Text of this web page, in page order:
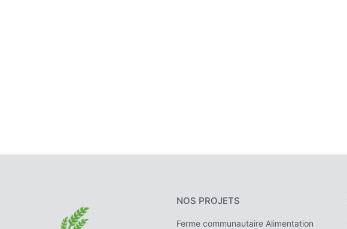
NOS PROJETS
Ferme communautaire Alimentation